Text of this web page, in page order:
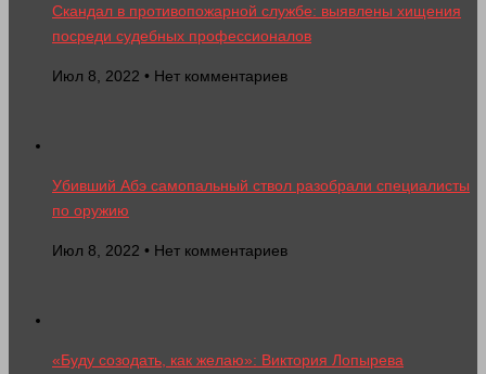
Скандал в противопожарной службе: выявлены хищения
посреди судебных профессионалов
Июл 8, 2022 • Нет комментариев
Убивший Абэ самопальный ствол разобрали специалисты
по оружию
Июл 8, 2022 • Нет комментариев
«Буду созодать, как желаю»: Виктория Лопырева